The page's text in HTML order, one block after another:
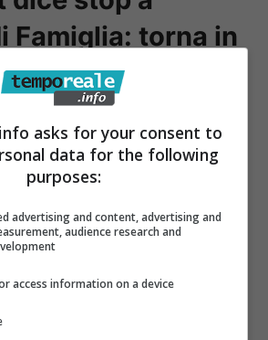
Famiglia: torna in
di Segreti di Famiglia
sospesa da
già dall’inizio si è
alti e bassi: dal debutto alla
ad arrivare alla seconda
di
sospensione nonostante un
I telespettatori
asks for your consent to
data for the following
purposes:
advertising and content, advertising and
audience research and
access information on a device